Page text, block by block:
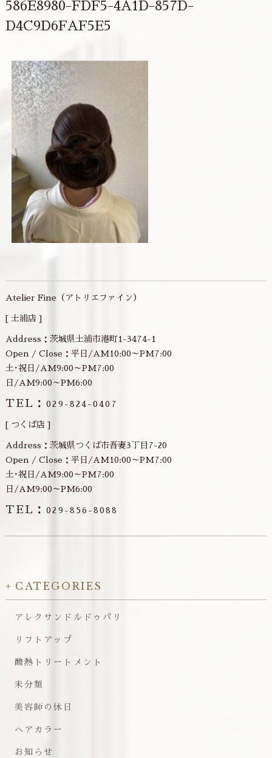
586E8980-FDF5-4A1D-857D-
D4C9D6FAF5E5
Atelier Fine（アトリエファイン）
[ 土浦店 ]
Address：茨城県土浦市港町1-3474-1
Open / Close：平日/AM10:00～PM7:00
土･祝日/AM9:00～PM7:00
日/AM9:00～PM6:00
TEL：029-824-0407
[ つくば店 ]
Address：茨城県つくば市吾妻3丁目7-20
Open / Close：平日/AM10:00～PM7:00
土･祝日/AM9:00～PM7:00
日/AM9:00～PM6:00
TEL：029-856-8088
CATEGORIES
アレクサンドルドゥパリ
リフトアップ
酸熱トリートメント
未分類
美容師の休日
ヘアカラー
お知らせ